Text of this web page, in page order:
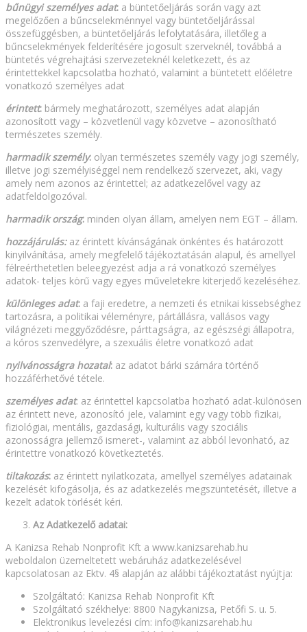
bűnügyi személyes adat: a büntetőeljárás során vagy azt
megelőzően a bűncselekménnyel vagy büntetőeljárással
összefüggésben, a büntetőeljárás lefolytatására, illetőleg a
bűncselekmények felderítésére jogosult szerveknél, továbbá a
büntetés végrehajtási szervezeteknél keletkezett, és az
érintettekkel kapcsolatba hozható, valamint a büntetett előéletre
vonatkozó személyes adat
érintett: bármely meghatározott, személyes adat alapján
azonosított vagy – közvetlenül vagy közvetve – azonosítható
természetes személy.
harmadik személy: olyan természetes személy vagy jogi személy,
illetve jogi személyiséggel nem rendelkező szervezet, aki, vagy
amely nem azonos az érintettel; az adatkezelővel vagy az
adatfeldolgozóval.
harmadik ország: minden olyan állam, amelyen nem EGT – állam.
hozzájárulás:az érintett kívánságának önkéntes és határozott
kinyilvánítása, amely megfelelő tájékoztatásán alapul, és amellyel
félreérthetetlen beleegyezést adja a rá vonatkozó személyes
adatok- teljes körű vagy egyes műveletekre kiterjedő kezeléséhez.
különleges adat: a faji eredetre, a nemzeti és etnikai kissebséghez
tartozásra, a politikai véleményre, pártállásra, vallásos vagy
világnézeti meggyőződésre, párttagságra, az egészségi állapotra,
a kóros szenvedélyre, a szexuális életre vonatkozó adat
nyilvánosságra hozatal: az adatot bárki számára történő
hozzáférhetővé tétele.
személyes adat: az érintettel kapcsolatba hozható adat-különösen
az érintett neve, azonosító jele, valamint egy vagy több fizikai,
fiziológiai, mentális, gazdasági, kulturális vagy szociális
azonosságra jellemző ismeret-, valamint az abból levonható, az
érintettre vonatkozó következtetés.
tiltakozás: az érintett nyilatkozata, amellyel személyes adatainak
kezelését kifogásolja, és az adatkezelés megszüntetését, illetve a
kezelt adatok törlését kéri.
Az Adatkezelő adatai:
A Kanizsa Rehab Nonprofit Kft a www.kanizsarehab.hu
weboldalon üzemeltetett webáruház adatkezelésével
kapcsolatosan az Ektv. 4§ alapján az alábbi tájékoztatást nyújtja:
Szolgáltató: Kanizsa Rehab Nonprofit Kft
Szolgáltató székhelye: 8800 Nagykanizsa, Petőfi S. u. 5.
Elektronikus levelezési cím: info@kanizsarehab.hu